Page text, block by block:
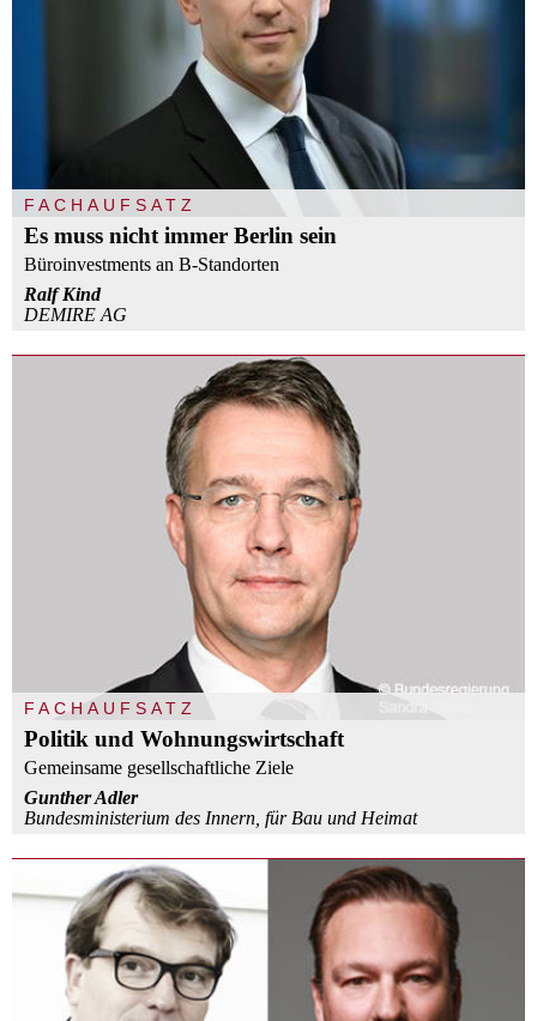
FACHAUFSATZ
Es muss nicht immer Berlin sein
Büroinvestments an B-Standorten
Ralf Kind
DEMIRE AG
FACHAUFSATZ
Politik und Wohnungswirtschaft
Gemeinsame gesellschaftliche Ziele
Gunther Adler
Bundesministerium des Innern, für Bau und Heimat